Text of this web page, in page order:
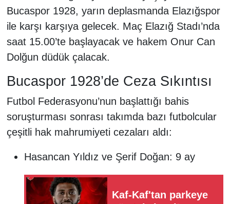
Bucaspor 1928, yarın deplasmanda Elazığspor
ile karşı karşıya gelecek. Maç Elazığ Stadı’nda
saat 15.00’te başlayacak ve hakem Onur Can
Dolğun düdük çalacak.
Bucaspor 1928’de Ceza Sıkıntısı
Futbol Federasyonu’nun başlattığı bahis
soruşturması sonrası takımda bazı futbolcular
çeşitli hak mahrumiyeti cezaları aldı:
Hasancan Yıldız ve Şerif Doğan: 9 ay
Kaf-Kaf'tan parkeye